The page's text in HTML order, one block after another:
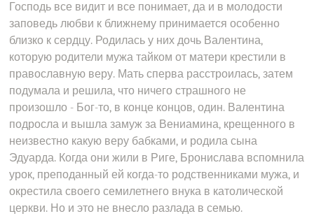
Господь все видит и все понимает, да и в молодости
заповедь любви к ближнему принимается особенно
близко к сердцу. Родилась у них дочь Валентина,
которую родители мужа тайком от матери крестили в
православную веру. Мать сперва расстроилась, затем
подумала и решила, что ничего страшного не
произошло - Бог-то, в конце концов, один. Валентина
подросла и вышла замуж за Вениамина, крещенного в
неизвестно какую веру бабками, и родила сына
Эдуарда. Когда они жили в Риге, Бронислава вспомнила
урок, преподанный ей когда-то родственниками мужа, и
окрестила своего семилетнего внука в католической
церкви. Но и это не внесло разлада в семью.